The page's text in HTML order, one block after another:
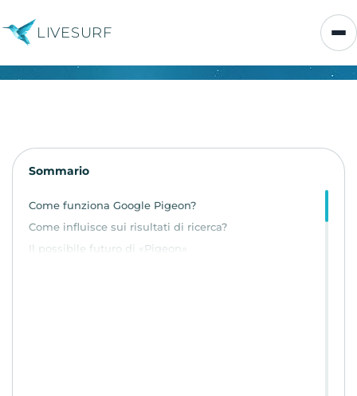
LIVESURF
Sommario
Come funziona Google Pigeon?
Come influisce sui risultati di ricerca?
Il possibile futuro di «Pigeon»